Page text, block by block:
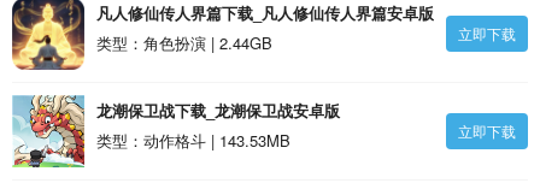
凡人修仙传人界篇下载_凡人修仙传人界篇安卓版
类型：角色扮演 | 2.44GB
立即下载
龙潮保卫战下载_龙潮保卫战安卓版
类型：动作格斗 | 143.53MB
立即下载